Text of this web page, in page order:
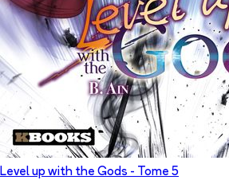
Level up with the Gods - Tome 5